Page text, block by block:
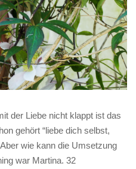
der Liebe nicht klappt ist das
gehört “liebe dich selbst,
wie kann die Umsetzung
war Martina. 32